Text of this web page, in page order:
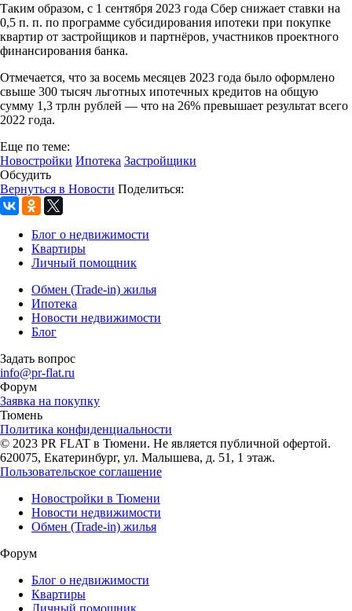
Таким образом, с 1 сентября 2023 года Сбер снижает ставки на
0,5 п. п. по программе субсидирования ипотеки при покупке
квартир от застройщиков и партнёров, участников проектного
финансирования банка.
Отмечается, что за восемь месяцев 2023 года было оформлено
свыше 300 тысяч льготных ипотечных кредитов на общую
сумму 1,3 трлн рублей — что на 26% превышает результат всего
2022 года.
Еще по теме:
Новостройки Ипотека Застройщики
Обсудить
Вернуться в Новости Поделиться:
Блог о недвижимости
Квартиры
Личный помощник
Обмен (Trade-in) жилья
Ипотека
Новости недвижимости
Блог
Задать вопрос
info@pr-flat.ru
Форум
Заявка на покупку
Тюмень
Политика конфиденциальности
© 2023 PR FLAT в Тюмени. Не является публичной офертой.
620075, Екатеринбург, ул. Малышева, д. 51, 1 этаж.
Пользовательское соглашение
Новостройки в Тюмени
Новости недвижимости
Обмен (Trade-in) жилья
Форум
Блог о недвижимости
Квартиры
Личный помощник